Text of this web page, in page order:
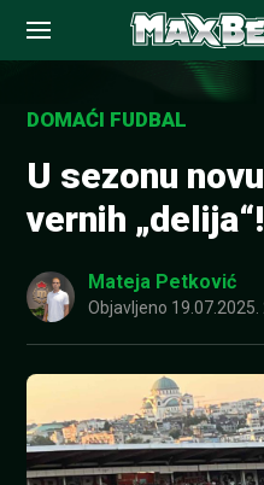
contentDOMAĆI FUDBAL
U sezonu
vernih
Mateja Petković
Objavljeno 19.07.2025.